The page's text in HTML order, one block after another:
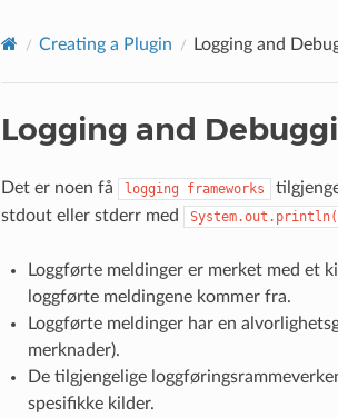
Creating a Plugin Logging and
Logging and
Det er noen få logging frameworks
stdout eller stderr med
Loggførte meldinger er merket med et
loggførte meldingene kommer fra.
Loggførte meldinger har en
merknader).
De tilgjengelige
spesifikke kilder.